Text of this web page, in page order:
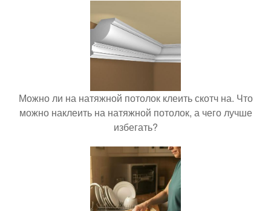
Можно ли на натяжной потолок клеить скотч на. Что
можно наклеить на натяжной потолок, а чего лучше
избегать?